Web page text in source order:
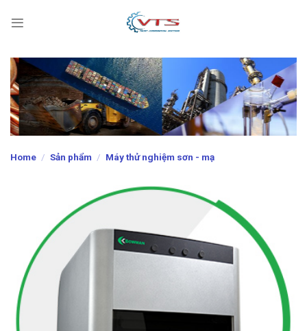
Home / Sản phẩm / Máy thử nghiệm sơn - mạ